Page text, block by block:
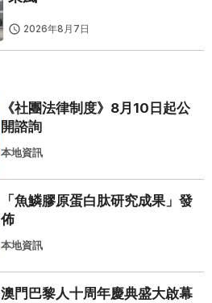
2026年8月7日
《社團法律制度》8月10日起公
開諮詢
本地資訊
「魚鱗膠原蛋白肽研究成果」發
佈
本地資訊
澳門巴黎人十周年慶典盛大啟幕